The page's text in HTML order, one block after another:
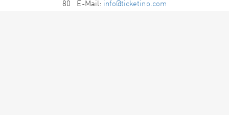
80 E-Mail: info@ticketino.com